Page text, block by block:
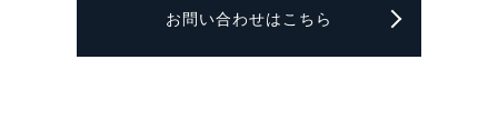
お問い合わせはこちら